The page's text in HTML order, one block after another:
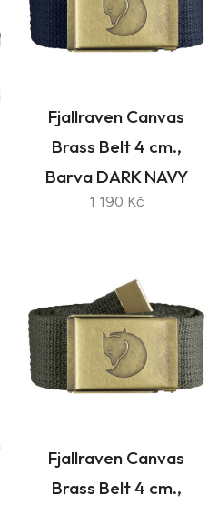
Fjallraven Canvas
Brass Belt 4 cm.,
Barva DARK NAVY
1 190 Kč
Fjallraven Canvas
Brass Belt 4 cm.,